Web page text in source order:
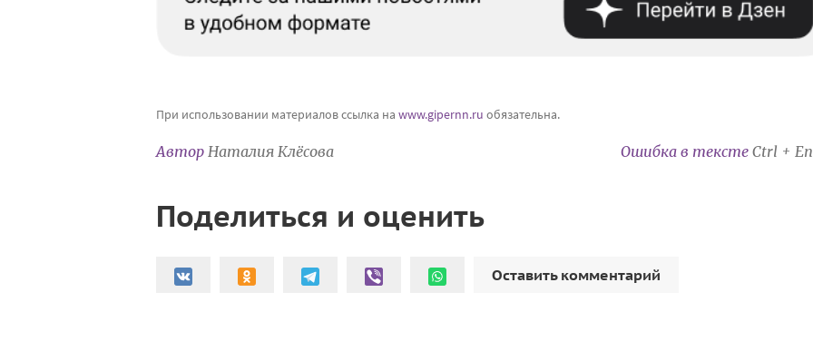
При использовании материалов ссылка на www.gipernn.ru обязательна.
Автор Наталия Клёсова Ошибка в тексте Ctrl +
Поделиться и оценить
Оставить комментарий